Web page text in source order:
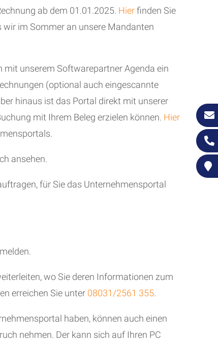
ab dem 01.01.2025. Hierfinden Sie
wir im Sommer an unsere Mandanten
mit unserem Softwarepartner Agenda ein
(optional auch eingescannte
hinaus ist das Portal direkt mit unserer
mit Ihrem Beleg erzielen können. Hier
ansehen.
für Sie das Unternehmensportal
wo Sie deren Informationen zum
erreichen Sie unter 08031/2561 355.
haben, können auch einen
nehmen. Der kann sich auf Ihren PC